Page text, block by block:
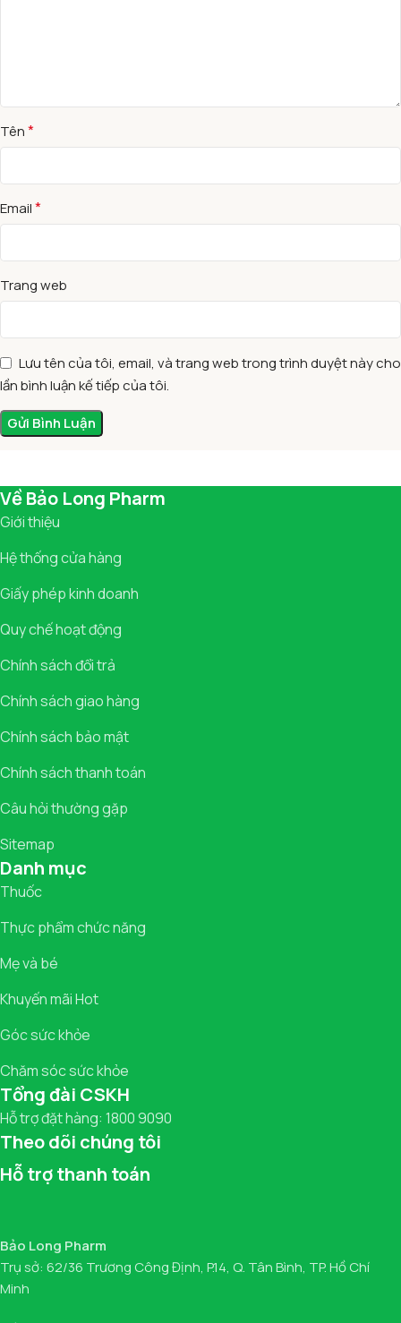
Tên*
Email*
Trang web
Lưu tên của tôi, email, và trang web trong trình duyệt này cho
lần bình luận kế tiếp của tôi.
Về Bảo Long Pharm
Giới thiệu
Hệ thống cửa hàng
Giấy phép kinh doanh
Quy chế hoạt động
Chính sách đổi trả
Chính sách giao hàng
Chính sách bảo mật
Chính sách thanh toán
Câu hỏi thường gặp
Sitemap
Danh mục
Thuốc
Thực phẩm chức năng
Mẹ và bé
Khuyến mãi Hot
Góc sức khỏe
Chăm sóc sức khỏe
Tổng đài CSKH
Hỗ trợ đặt hàng: 1800 9090
Theo dõi chúng tôi
Hỗ trợ thanh toán
Bảo Long Pharm
Trụ sở: 62/36 Trương Công Định, P.14, Q. Tân Bình, TP. Hồ Chí
Minh